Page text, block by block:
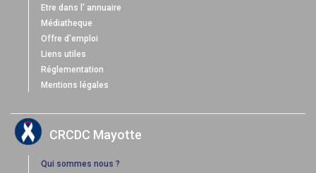
Etre dans l' annuaire
Médiatheque
Offre d'emploi
Liens utiles
Réglementation
Mentions légales
CRCDC Mayotte
Qui sommes nous ?